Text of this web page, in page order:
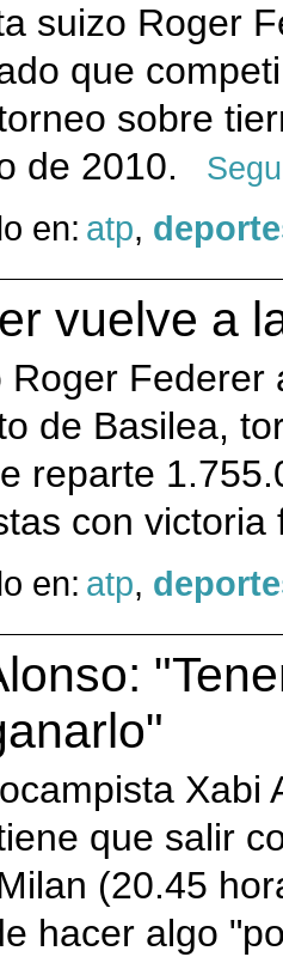
suizo Roger
que
sobre
de 2010.
en: atp,
vuelve a
Roger
de Basilea,
reparte
con
en: atp,
Xabi
que salir
(20.45
hacer algo